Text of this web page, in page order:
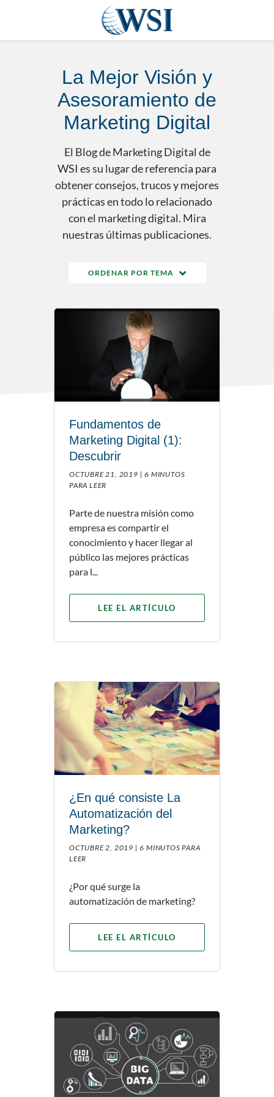
La Mejor Visión y
Asesoramiento de
Marketing Digital
El Blog de Marketing Digital de
WSI es su lugar de referencia para
obtener consejos, trucos y mejores
prácticas en todo lo relacionado
con el marketing digital. Mira
nuestras últimas publicaciones.
ORDENAR POR TEMA
Fundamentos de
Marketing Digital (1):
Descubrir
OCTUBRE 21, 2019 | 6 MINUTOS
PARA LEER
Parte de nuestra misión como
empresa es compartir el
conocimiento y hacer llegar al
público las mejores prácticas
para l...
LEE EL ARTÍCULO
¿En qué consiste La
Automatización del
Marketing?
OCTUBRE 2, 2019 | 6 MINUTOS PARA
LEER
¿Por qué surge la
automatización de marketing?
LEE EL ARTÍCULO